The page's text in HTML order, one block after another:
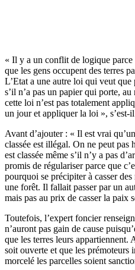
« Il y a un conflit de logique parce
que les gens occupent des terres
L’Etat a une autre loi qui veut que
s’il n’a pas un papier qui porte,
cette loi n’est pas totalement
un jour et appliquer la loi », s’est-
Avant d’ajouter : « Il est vrai
classée est illégal. On ne peut pas
est classée même s’il n’y a pas
promis de régulariser parce que
pourquoi se précipiter à casser
une forêt. Il fallait passer par un
mais pas au prix de casser la paix
Toutefois, l’expert foncier
n’auront pas gain de cause
que les terres leurs appartiennent.
soit ouverte et que les
morcelé les parcelles soient